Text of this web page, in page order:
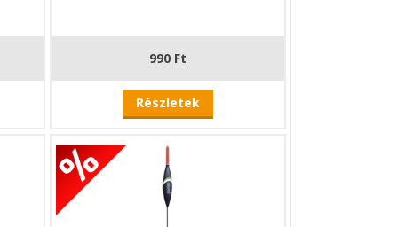
990 Ft
Részletek